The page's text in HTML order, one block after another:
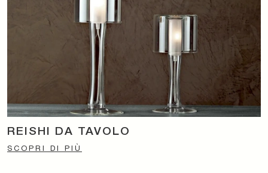
REISHI DA TAVOLO
SCOPRI DI PIÙ